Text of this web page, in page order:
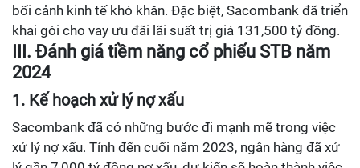
bối cảnh kinh tế khó khăn. Đặc biệt, Sacombank đã triển
khai gói cho vay ưu đãi lãi suất trị giá 131,500 tỷ đồng.
III. Đánh giá tiềm năng cổ phiếu STB năm
2024
1. Kế hoạch xử lý nợ xấu
Sacombank đã có những bước đi mạnh mẽ trong việc
xử lý nợ xấu. Tính đến cuối năm 2023, ngân hàng đã xử